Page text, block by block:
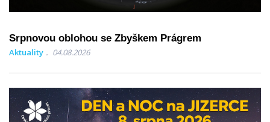
Srpnovou oblohou se Zbyškem Prágrem
Aktuality 04.08.2026